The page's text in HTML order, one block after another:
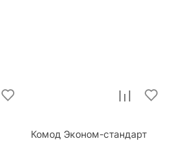
Комод Эконом-стандарт